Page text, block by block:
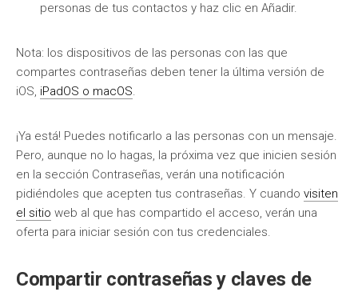
personas de tus contactos y haz clic en Añadir.
Nota: los dispositivos de las personas con las que
compartes contraseñas deben tener la última versión de
iOS, iPadOS o macOS.
¡Ya está! Puedes notificarlo a las personas con un mensaje.
Pero, aunque no lo hagas, la próxima vez que inicien sesión
en la sección Contraseñas, verán una notificación
pidiéndoles que acepten tus contraseñas. Y cuando visiten
el sitio web al que has compartido el acceso, verán una
oferta para iniciar sesión con tus credenciales.
Compartir contraseñas y claves de